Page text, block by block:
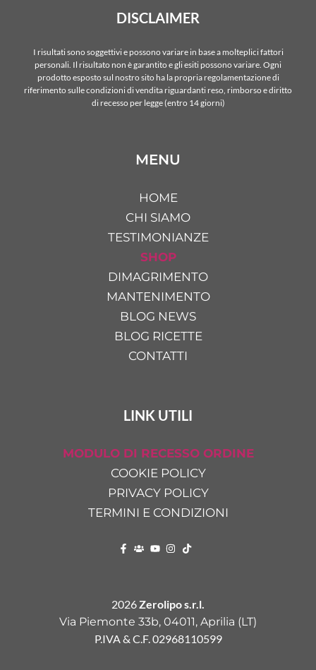
DISCLAIMER
I risultati sono soggettivi e possono variare in base a molteplici fattori
personali. Il risultato non è garantito e gli esiti possono variare. Ogni
prodotto esposto sul nostro sito ha la propria regolamentazione di
riferimento sulle condizioni di vendita riguardanti reso, rimborso e diritto
di recesso per legge (entro 14 giorni)
MENU
HOME
CHI SIAMO
TESTIMONIANZE
SHOP
DIMAGRIMENTO
MANTENIMENTO
BLOG NEWS
BLOG RICETTE
CONTATTI
LINK UTILI
MODULO DI RECESSO ORDINE
COOKIE POLICY
PRIVACY POLICY
TERMINI E CONDIZIONI
2026 Zerolipo s.r.l.
Via Piemonte 33b, 04011, Aprilia (LT)
P.IVA & C.F. 02968110599